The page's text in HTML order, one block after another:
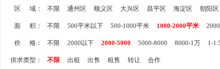
区 域： 不限 通州区 顺义区 大兴区 昌平区 海淀区 朝阳区
面 积： 不限 500平米以下 500-1000平米 1000-2000平米
价 格： 不限 2000以下 2000-5000 5000-8000 8000-1万 1-
供求类型： 不限 出租 出售 租售 转让 合作